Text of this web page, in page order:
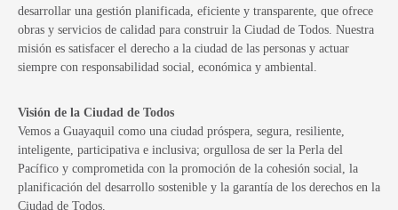
desarrollar una gestión planificada, eficiente y transparente, que ofrece
obras y servicios de calidad para construir la Ciudad de Todos. Nuestra
misión es satisfacer el derecho a la ciudad de las personas y actuar
siempre con responsabilidad social, económica y ambiental.
Visión de la Ciudad de Todos
Vemos a Guayaquil como una ciudad próspera, segura, resiliente,
inteligente, participativa e inclusiva; orgullosa de ser la Perla del
Pacífico y comprometida con la promoción de la cohesión social, la
planificación del desarrollo sostenible y la garantía de los derechos en la
Ciudad de Todos.